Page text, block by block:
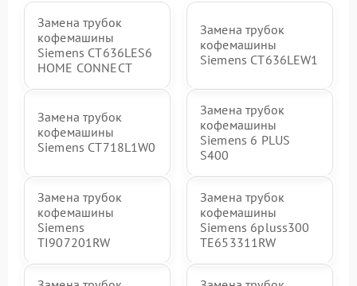
Замена трубок
кофемашины
Siemens CT636LES6
HOME CONNECT
Замена трубок
кофемашины
Siemens CT636LEW1
Замена трубок
кофемашины
Siemens CT718L1W0
Замена трубок
кофемашины
Siemens 6 PLUS
S400
Замена трубок
кофемашины
Siemens
TI907201RW
Замена трубок
кофемашины
Siemens 6pluss300
TE653311RW